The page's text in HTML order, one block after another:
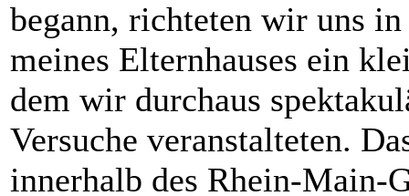
begann, richteten wir uns in
meines Elternhauses ein
dem wir durchaus
Versuche veranstalteten.
innerhalb des Rhein-Main-